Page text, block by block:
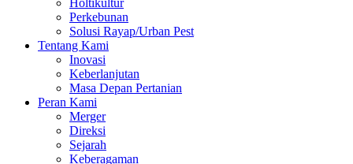
Perkebunan
Solusi Rayap/Urban Pest
Tentang Kami
Inovasi
Keberlanjutan
Masa Depan Pertanian
Peran Kami
Merger
Direksi
Sejarah
Keberagaman